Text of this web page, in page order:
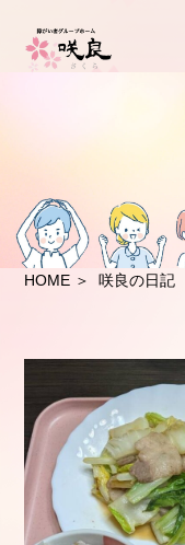
HOME ＞ 咲良の日記